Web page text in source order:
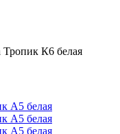
Тропик К6 белая